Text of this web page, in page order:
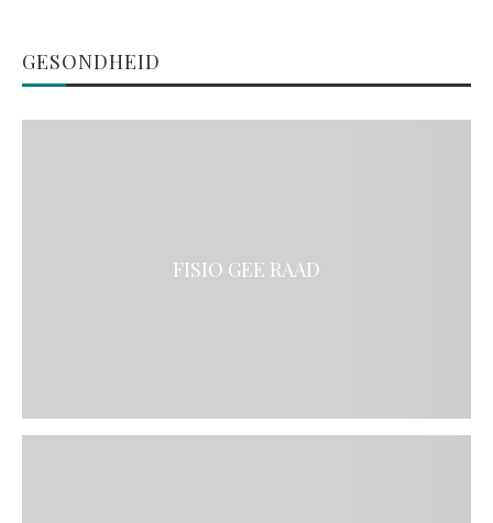
GESONDHEID
FISIO GEE RAAD